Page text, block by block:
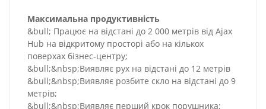
Максимальна продуктивність
&bull; Працює на відстані до 2 000 метрів від Ajax
Hub на відкритому просторі або на кількох
поверхах бізнес-центру;
&bull;&nbsp;Виявляє рух на відстані до 12 метрів
&bull;&nbsp;Виявляє розбите скло на відстані до 9
метрів;
&bull;&nbsp;Виявляє перший крок порушника;